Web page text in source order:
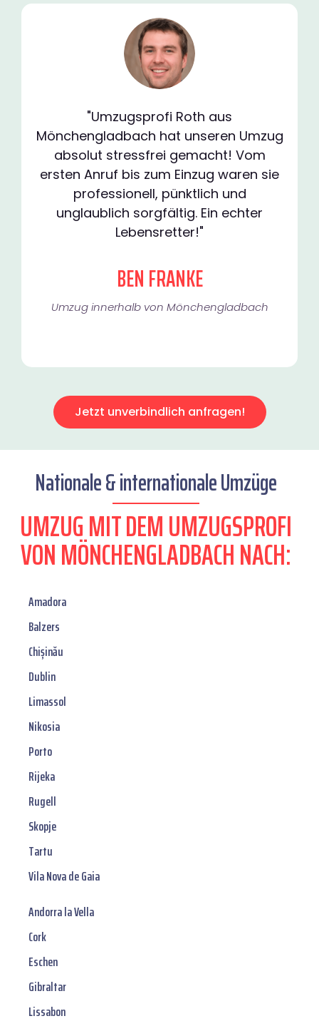
"Umzugsprofi Roth aus
Mönchengladbach hat unseren Umzug
absolut stressfrei gemacht! Vom
ersten Anruf bis zum Einzug waren sie
professionell, pünktlich und
unglaublich sorgfältig. Ein echter
Lebensretter!"
BEN FRANKE
Umzug innerhalb von Mönchengladbach​
Jetzt unverbindlich anfragen!
Nationale & internationale Umzüge
UMZUG MIT DEM UMZUGSPROFI
VON MÖNCHENGLADBACH NACH:
Amadora
Balzers
Chișinău
Dublin
Limassol
Nikosia
Porto
Rijeka
Rugell
Skopje
Tartu
Vila Nova de Gaia
Andorra la Vella
Cork
Eschen
Gibraltar
Lissabon